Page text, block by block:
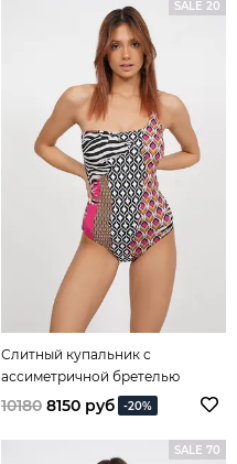
SALE 20
Слитный купальник с
ассиметричной бретелью
Escape into The Jungle
10180 8150 руб -20%
SALE 70